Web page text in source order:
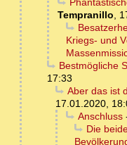
Tempranillo,
Kriegs- und
Bestmögliche
17:33
Aber das ist
17.01.2020,
Anschluss
Die